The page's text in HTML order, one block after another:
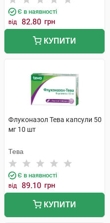
Є в наявності
від 82.80 грн
КУПИТИ
Флуконазол Тева капсули 50
мг 10 шт
Тева
Є в наявності
від 89.10 грн
КУПИТИ